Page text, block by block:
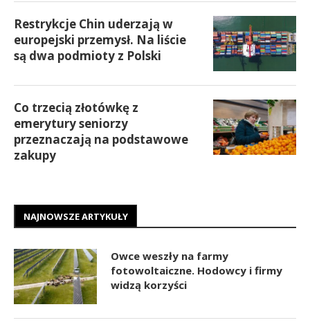
Restrykcje Chin uderzają w
europejski przemysł. Na liście
są dwa podmioty z Polski
Co trzecią złotówkę z
emerytury seniorzy
przeznaczają na podstawowe
zakupy
NAJNOWSZE ARTYKUŁY
Owce weszły na farmy
fotowoltaiczne. Hodowcy i firmy
widzą korzyści